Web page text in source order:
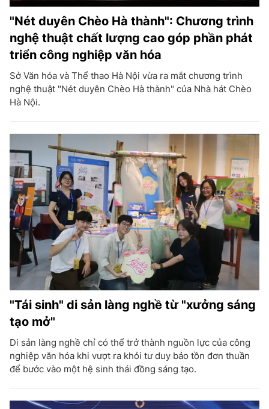
"Nét duyên Chèo Hà thành": Chương trình
nghệ thuật chất lượng cao góp phần phát
triển công nghiệp văn hóa
Sở Văn hóa và Thể thao Hà Nội vừa ra mắt chương trình
nghệ thuật "Nét duyên Chèo Hà thành" của Nhà hát Chèo
Hà Nội.
"Tái sinh" di sản làng nghề từ "xưởng sáng
tạo mở"
Di sản làng nghề chỉ có thể trở thành nguồn lực của công
nghiệp văn hóa khi vượt ra khỏi tư duy bảo tồn đơn thuần
để bước vào một hệ sinh thái đồng sáng tạo.